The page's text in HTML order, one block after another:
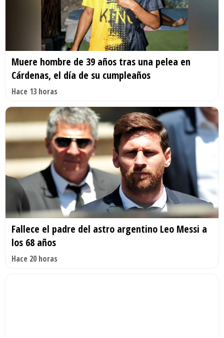
Muere hombre de 39 años tras una pelea en
Cárdenas, el día de su cumpleaños
Hace 13 horas
Fallece el padre del astro argentino Leo Messi a
los 68 años
Hace 20 horas